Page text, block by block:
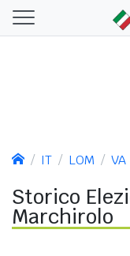
IT LOM VA
Storico
Marchirolo